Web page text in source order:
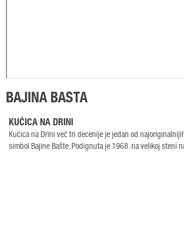
BAJINA BAŠTA
KUĆICA NA DRINI
Kućica na Drini već tri decenije je jedan od
simbol Bajine Bašte. Podignuta je 1968. na velikoj steni